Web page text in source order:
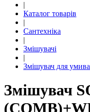
|
Каталог товарів
|
Сантехніка
|
Змішувачі
|
Змішувач для
Змішувач